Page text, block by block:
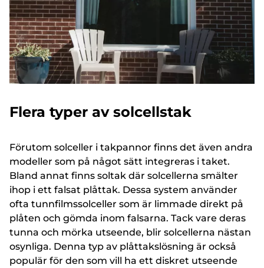
Flera typer av solcellstak
Förutom solceller i takpannor finns det även andra
modeller som på något sätt integreras i taket.
Bland annat finns soltak där solcellerna smälter
ihop i ett falsat plåttak. Dessa system använder
ofta tunnfilmssolceller som är limmade direkt på
plåten och gömda inom falsarna. Tack vare deras
tunna och mörka utseende, blir solcellerna nästan
osynliga. Denna typ av plåttakslösning är också
populär för den som vill ha ett diskret utseende